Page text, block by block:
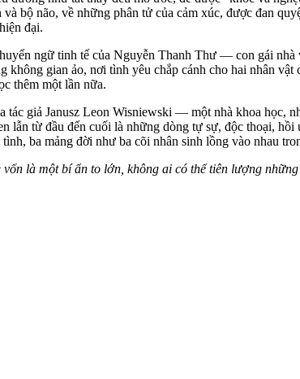
bộ não, về những phân tử của cảm xúc, được đan
đại.
ngữ tinh tế của Nguyễn Thanh Thư — con gái
gian ảo, nơi tình yêu chắp cánh cho hai nhân
thêm một lần nữa.
giả Janusz Leon Wisniewski — một nhà khoa học,
từ đầu đến cuối là những dòng tự sự, độc thoại,
ba mảng đời như ba cõi nhân sinh lồng vào nhau
là một bí ẩn to lớn, không ai có thể tiên lượng